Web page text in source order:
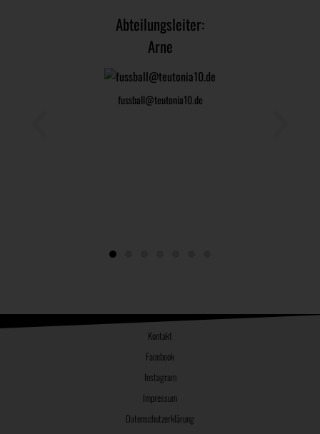
Abteilungsleiter:
Arne
fussball@teutonia10.de
Kontakt
Facebook
Instagram
Impressum
Datenschutzerklärung